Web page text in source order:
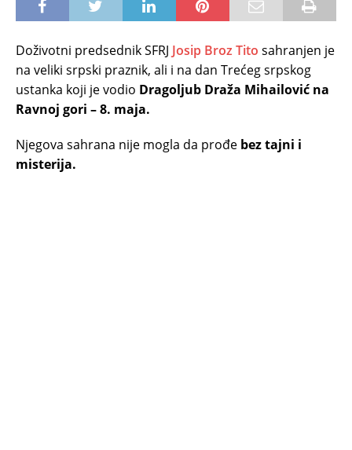
Doživotni predsednik SFRJ Josip Broz Tito sahranjen je
na veliki srpski praznik, ali i na dan Trećeg srpskog
ustanka koji je vodio Dragoljub Draža Mihailović na
Ravnoj gori – 8. maja.
Njegova sahrana nije mogla da prođe bez tajni i
misterija.